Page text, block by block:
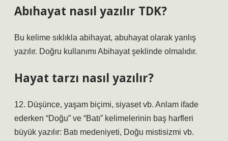
Abıhayat nasıl yazılır TDK?
Bu kelime sıklıkla abihayat, abuhayat olarak yanlış
yazılır. Doğru kullanımı Abihayat şeklinde olmalıdır.
Hayat tarzı nasıl yazılır?
12. Düşünce, yaşam biçimi, siyaset vb. Anlam ifade
ederken “Doğu” ve “Batı” kelimelerinin baş harfleri
büyük yazılır: Batı medeniyeti, Doğu mistisizmi vb.